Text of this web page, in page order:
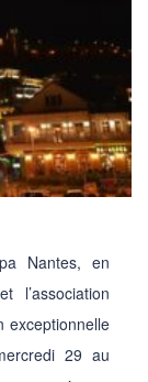
Nantes, en
l’association
exceptionnelle
29 au